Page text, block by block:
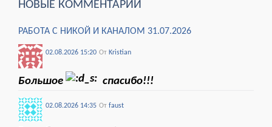
НОВЫЕ КОММЕНТАРИИ
РАБОТА С НИКОЙ И КАНАЛОМ 31.07.2026
02.08.2026 15:20 От Kristian
Большое спасибо!!!
02.08.2026 14:35 От faust